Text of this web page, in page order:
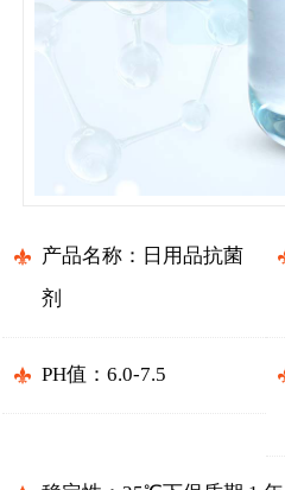
产品名称：日用品抗菌
剂
PH值：6.0-7.5